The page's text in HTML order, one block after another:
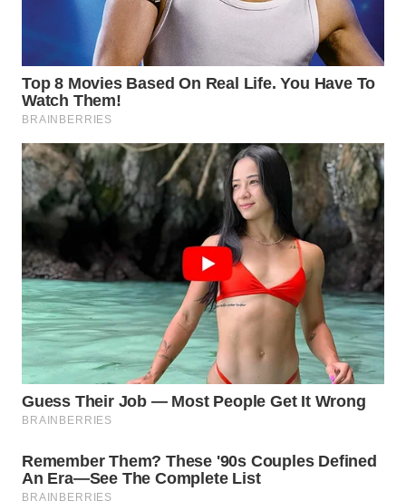
CIREBON
WN
WN
KUNINGAN
MAJALENGKA
WN
SUBANG
SUKABUMI
PURWAKARTA